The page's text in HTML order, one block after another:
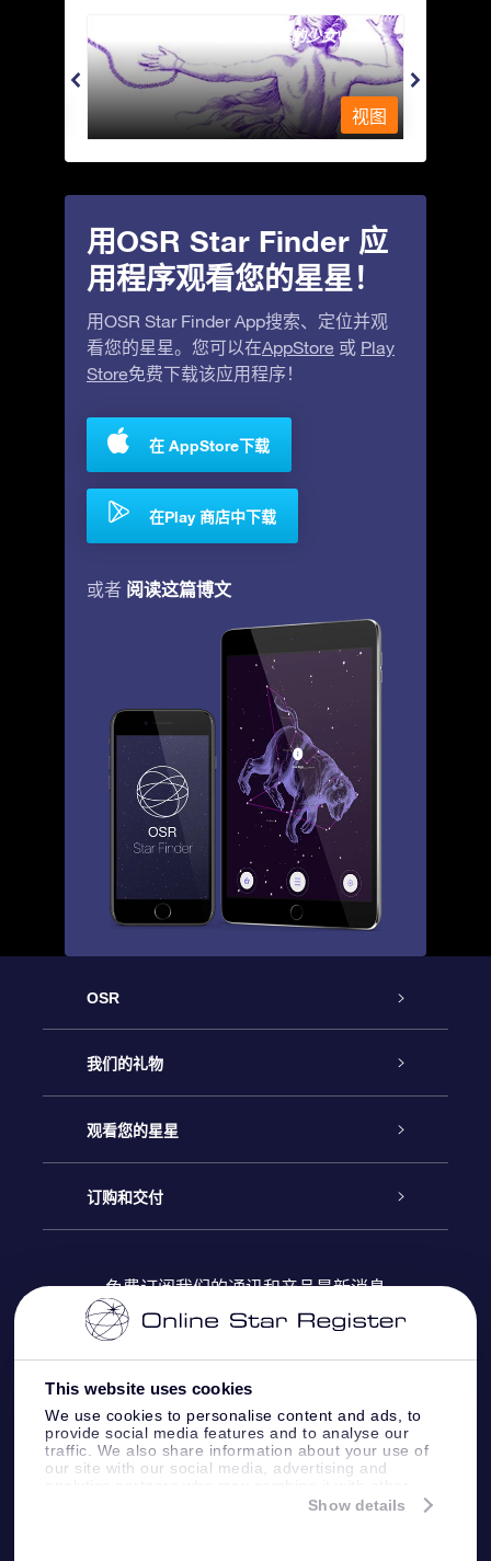
This website uses cookies
We use cookies to personalise content and ads, to
provide social media features and to analyse our
traffic. We also share information about your use of
our site with our social media, advertising and
information that you’ve provided to them or that
Show details
Andromeda - 被铁链锁着的少女
视图
用OSR Star Finder 应
用程序观看您的星星！
用OSR Star Finder App搜索、定位并观
看您的星星。您可以在AppStore 或 Play
Store免费下载该应用程序！
在 AppStore下载
在Play 商店中下载
或者 阅读这篇博文
OSR
客户服务
联系我们
博客
评论
我们的礼物
Online Star礼物
OSR 礼物包
OSR 礼物卡
公司礼品
观看您的星星
Online Star Register
个性化的Star Page
One Million Stars
OSR Starsaver
订购和交付
付款信息
配送信息
退货政策&撤销权
免费订阅我们的通讯和产品最新消息